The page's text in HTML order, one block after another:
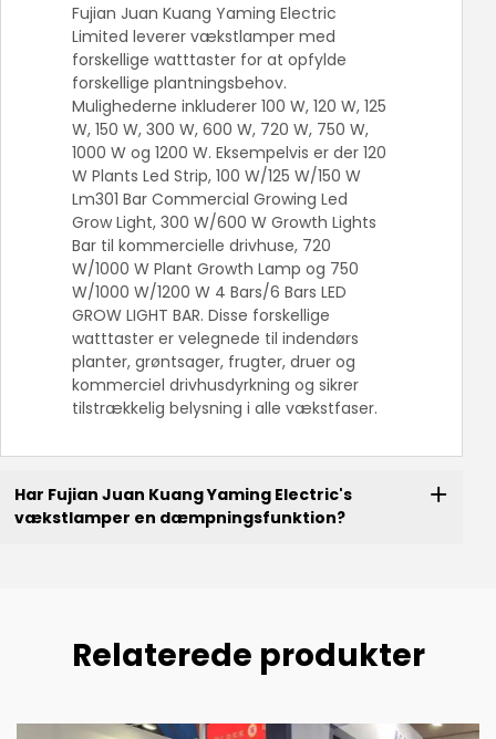
Fujian Juan Kuang Yaming Electric
Limited leverer vækstlamper med
forskellige watttaster for at opfylde
forskellige plantningsbehov.
Mulighederne inkluderer 100 W, 120 W, 125
W, 150 W, 300 W, 600 W, 720 W, 750 W,
1000 W og 1200 W. Eksempelvis er der 120
W Plants Led Strip, 100 W/125 W/150 W
Lm301 Bar Commercial Growing Led
Grow Light, 300 W/600 W Growth Lights
Bar til kommercielle drivhuse, 720
W/1000 W Plant Growth Lamp og 750
W/1000 W/1200 W 4 Bars/6 Bars LED
GROW LIGHT BAR. Disse forskellige
watttaster er velegnede til indendørs
planter, grøntsager, frugter, druer og
kommerciel drivhusdyrkning og sikrer
tilstrækkelig belysning i alle vækstfaser.
Har Fujian Juan Kuang Yaming Electric's
vækstlamper en dæmpningsfunktion?
Relaterede produkter